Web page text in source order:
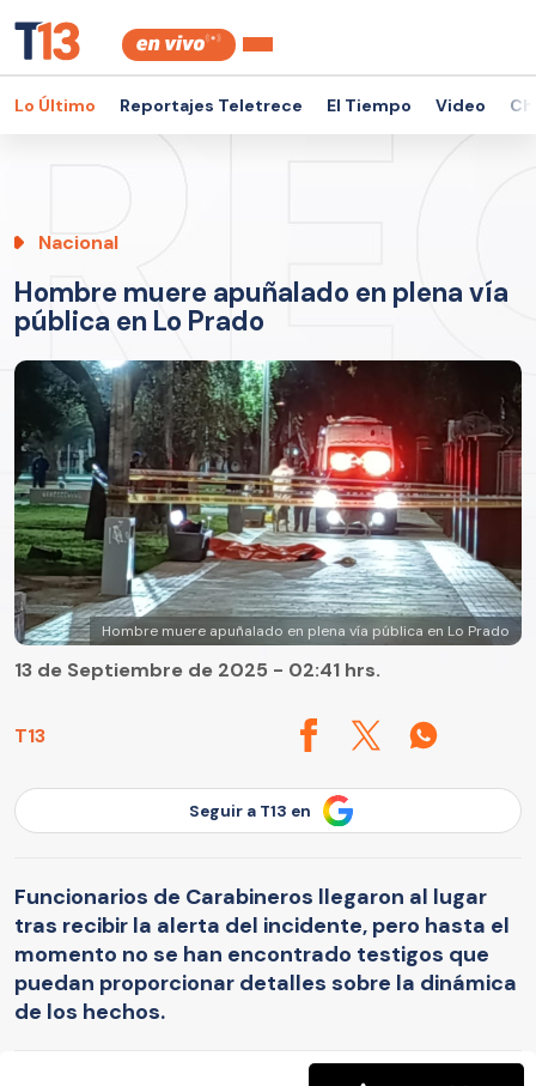
Lo Último Reportajes Teletrece El Tiempo Video
Nacional
Hombre muere apuñalado en plena vía
pública en Lo Prado
Hombre muere apuñalado en plena vía pública en Lo Prado
T13
13 de Septiembre de 2025 - 02:41 hrs.
Seguir a T13 en
Funcionarios de Carabineros llegaron al lugar
tras recibir la alerta del incidente, pero hasta el
momento no se han encontrado testigos que
puedan proporcionar detalles sobre la dinámica
de los hechos.